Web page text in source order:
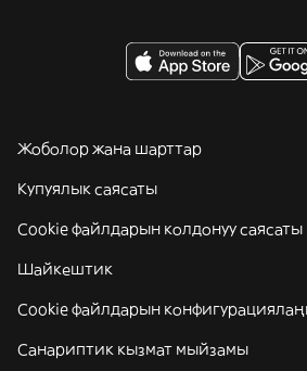
Жоболор жана шарттар
Купуялык саясаты
Cookie файлдарын колдонуу саясаты
Шайкештик
Cookie файлдарын
Санариптик кызмат мыйзамы